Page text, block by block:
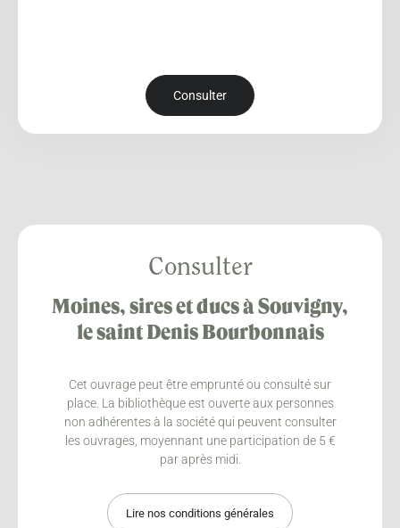
Consulter
Consulter
Moines, sires et ducs à Souvigny,
le saint Denis Bourbonnais
Cet ouvrage peut être emprunté ou consulté sur
place. La bibliothèque est ouverte aux personnes
non adhérentes à la société qui peuvent consulter
les ouvrages, moyennant une participation de 5 €
par après midi.
Lire nos conditions générales